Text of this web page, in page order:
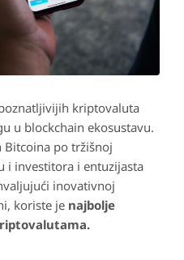
kriptovaluta
u blockchain ekosustavu.
Bitcoina po tržišnoj
i investitora i entuzijasta
inovativnoj
koriste je najbolje